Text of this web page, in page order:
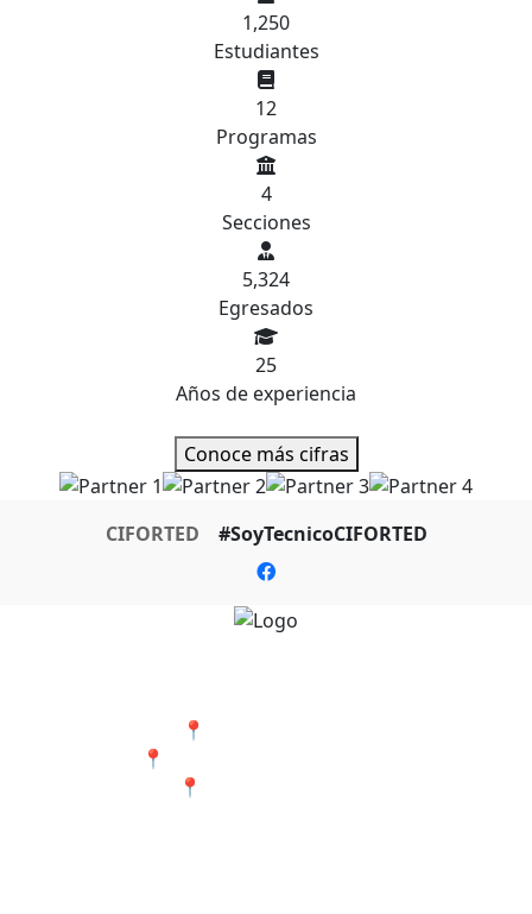
1,250
Estudiantes
12
Programas
4
Secciones
5,324
Egresados
25
Años de experiencia
Conoce más cifras
CIFORTED #SoyTecnicoCIFORTED
📍 Cali - San Bosco
📍 Jamundí - Barrio Popular
📍 Tumaco - Nariño